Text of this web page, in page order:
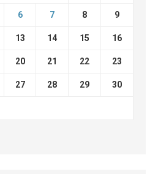
6 7 8 9
13 14 15 16
20 21 22 23
27 28 29 30